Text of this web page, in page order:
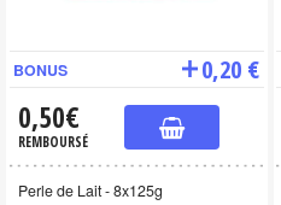
BONUS 0,20 €
0,50€
REMBOURSÉ
Perle de Lait - 8x125g